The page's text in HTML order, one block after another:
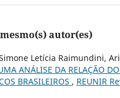
autor(es)
Letícia Raimundini,
ANÁLISE DA RELAÇÃO
BRASILEIROS , REUNIR